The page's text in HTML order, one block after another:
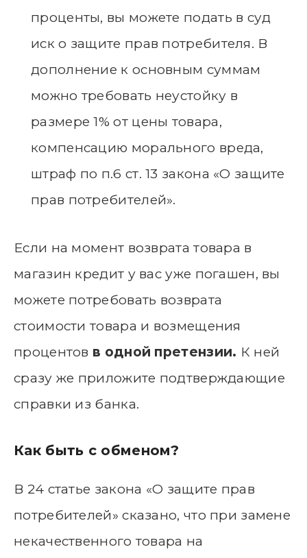
проценты, вы можете подать в суд
иск о защите прав потребителя. В
дополнение к основным суммам
можно требовать неустойку в
размере 1% от цены товара,
компенсацию морального вреда,
штраф по п.6 ст. 13 закона «О защите
прав потребителей».
Если на момент возврата товара в
магазин кредит у вас уже погашен, вы
можете потребовать возврата
стоимости товара и возмещения
процентов в одной претензии. К ней
сразу же приложите подтверждающие
справки из банка.
Как быть с обменом?
В 24 статье закона «О защите прав
потребителей» сказано, что при замене
некачественного товара на